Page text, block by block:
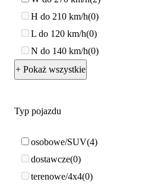
H do 210 km/h 0
L do 120 km/h 0
N do 140 km/h 0
+ Pokaż wszystkie
Typ pojazdu
osobowe/SUV 4
dostawcze 0
terenowe/4x4 0